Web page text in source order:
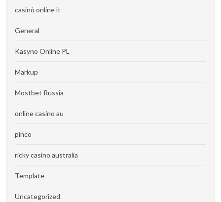
casinò online it
General
Kasyno Online PL
Markup
Mostbet Russia
online casino au
pinco
ricky casino australia
Template
Uncategorized